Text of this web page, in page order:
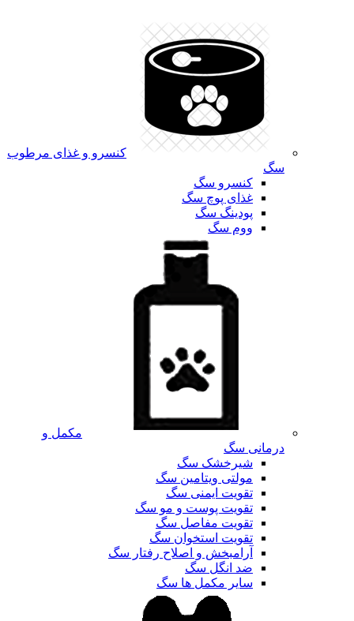
کنسرو و غذای مرطوب
سگ
کنسرو سگ
غذای پوچ سگ
پودینگ سگ
ووم سگ
مکمل و
درمانی سگ
شیرخشک سگ
مولتی ویتامین سگ
تقویت ایمنی سگ
تقویت پوست و مو سگ
تقویت مفاصل سگ
تقویت استخوان سگ
آرامبخش و اصلاح رفتار سگ
ضد انگل سگ
سایر مکمل ها سگ